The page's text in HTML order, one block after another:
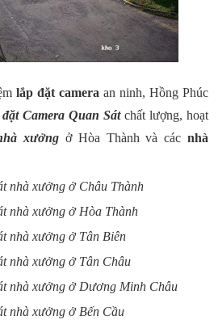
lắp đặt camera an ninh, Hồng Phúc
đặt Camera Quan Sátchất lượng, hoạt
xưởng ở Hòa Thành và cácnhà
nhà xưởng ở Châu Thành
nhà xưởng ở Hòa Thành
nhà xưởng ở Tân Biên
nhà xưởng ở Tân Châu
nhà xưởng ở Dương Minh Châu
nhà xưởng ở Bến Cầu